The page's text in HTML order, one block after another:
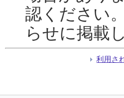
認ください
らせに掲載
利用さ